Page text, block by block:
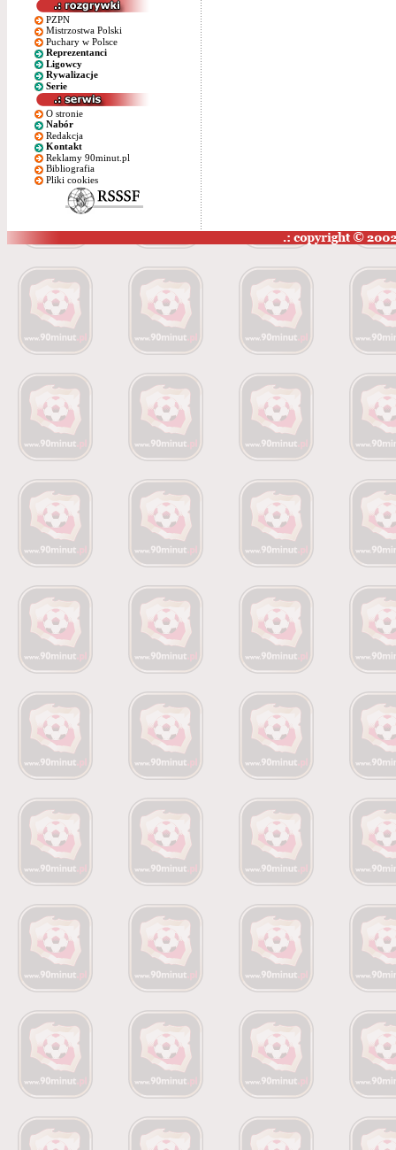
PZPN
Mistrzostwa Polski
Puchary w Polsce
Reprezentanci
Ligowcy
Rywalizacje
Serie
O stronie
Nabór
Redakcja
Kontakt
Reklamy 90minut.pl
Bibliografia
Pliki cookies